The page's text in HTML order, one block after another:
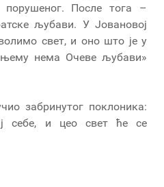
После тога –
љубави. У Јовановој
свет, и оно што је у
нема Очеве љубави»
забринутог поклоника:
себе, и цео свет ће се